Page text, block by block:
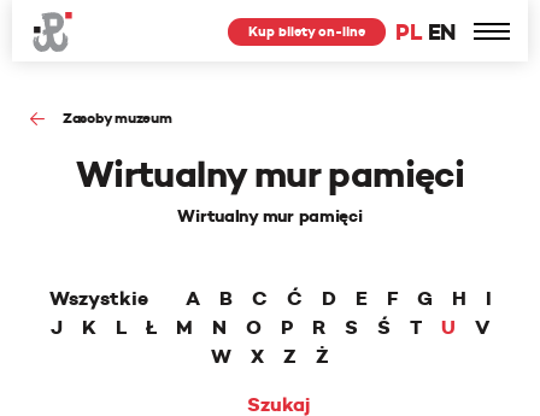
PL EN
Kup bilety on-line
Zasoby muzeum
Wirtualny mur pamięci
Wirtualny mur pamięci
Wszystkie A B C Ć D E F G H
I
J
K L Ł M N O P R S Ś T U
V
W
X Z
Ż
Szukaj